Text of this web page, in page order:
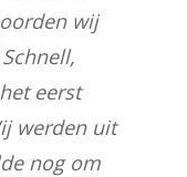
wij
eerst
werden uit
nog om